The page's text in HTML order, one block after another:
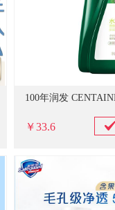
￥33.6